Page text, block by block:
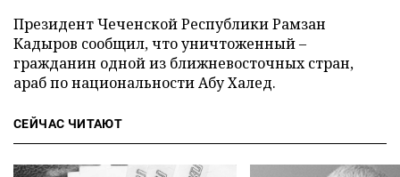
Президент Чеченской Республики Рамзан
Кадыров сообщил, что уничтоженный –
гражданин одной из ближневосточных стран,
араб по национальности Абу Халед.
СЕЙЧАС ЧИТАЮТ